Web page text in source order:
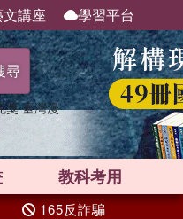
講座 學習平台
尋
獎 臺灣漫
教科考用
165反詐騙